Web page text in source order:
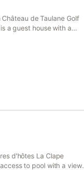
de Taulane Golf
a guest house with a
d'hôtes La Clape
to pool with a view,